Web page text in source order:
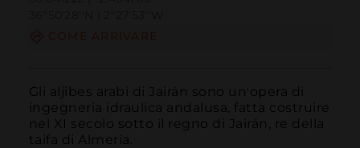
Gli aljibes arabi di Jairán sono un'opera di
ingegneria idraulica andalusa, fatta costruire
nel XI secolo sotto il regno di Jairán, re della
taifa di Almería.